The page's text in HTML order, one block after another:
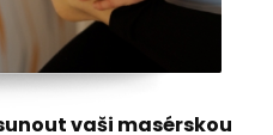
vaši masérskou